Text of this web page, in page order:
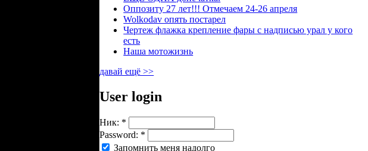
Оппозиту 27 лет!!! Отмечаем 24-26 апреля
Wolkodav опять постарел
Чертеж флажка крепление фары с надписью урал у кого
есть
Наша мотожизнь
давай ещё >>
User login
Ник: *
Password: *
Запомнить меня надолго